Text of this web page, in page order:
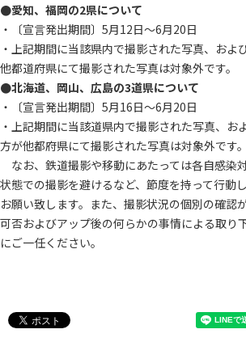
●愛知、福岡の2県について
・〔宣言発出期間〕5月12日～6月20日
・上記期間に当該県内で撮影された写真、およ
他都道府県にて撮影された写真は対象外です。
●北海道、岡山、広島の3道県について
・〔宣言発出期間〕5月16日～6月20日
・上記期間に当該道県内で撮影された写真、お
方が他都府県にて撮影された写真は対象外です。
なお、鉄道撮影や移動にあたっては各自感染
状態での撮影を避けるなど、節度を持って行動
お願い致します。また、撮影状況の個別の確認
可否およびアップ後の何らかの事情による取り
にご一任ください。